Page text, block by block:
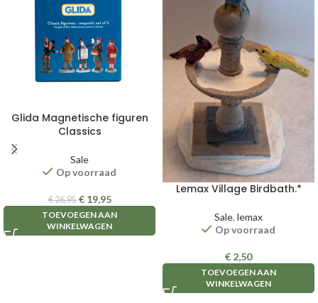
Glida Magnetische figuren
Classics
Sale
Op voorraad
€26,95 €19,95
TOEVOEGEN AAN
WINKELWAGEN
Lemax Village Birdbath.*
Sale, lemax
Op voorraad
€ 2,50
TOEVOEGEN AAN
WINKELWAGEN